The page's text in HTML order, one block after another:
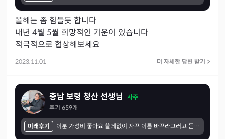
올해는 좀 힘들듯 합니다
내년 4월 5월 희망적인 기운이 있습니다
적극적으로 협상해보세요
2023.11.01 더 자세한 답변 받기 >
충남 보령 청산 선생님
사주
후기 659개
미래후기 이분 가성비 좋아요 쓸데없이 자꾸 이름 바꾸라그러고 듣기시른소리 하시는게 좀 곤욕이긴한데 그래두 말씀하시던 내용중 맞는게 많았어요. 간만에 다시 상담받을까 싶긴한데 또 이름 얘기하시고 시간 잡아먹을까봐.. 고민됩니다ㅜㅜ이젠 나아지셨으려나